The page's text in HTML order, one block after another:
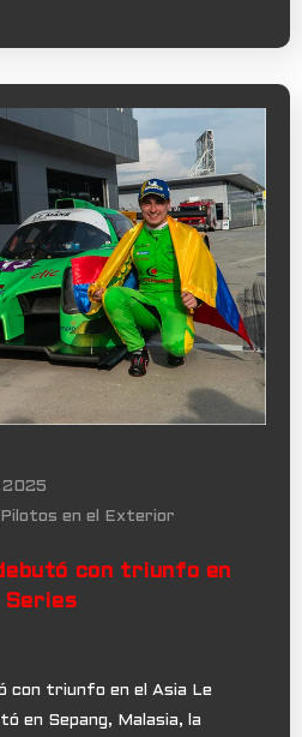
2025
Pilotos en el Exterior
con triunfo en
Series
con triunfo en el Asia Le
en Sepang, Malasia, la